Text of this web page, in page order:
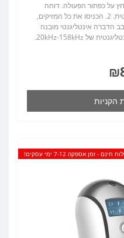
על כפתור הפעולה. דוחה
היתושים ודוחה החרקים פועלים אוטומטית. 2. הכניסו את כל המזיקים,
והבאגים בתדרים שונים. 3. שבב הדברה אינטליגנטי מובנה
לעכבר דוחה חרקים, ומספק תדירות אינטליגנטית של 20kHz-158kHz.
הקניות
חינם - זמן אספקה 7-12 ימי עסקים!